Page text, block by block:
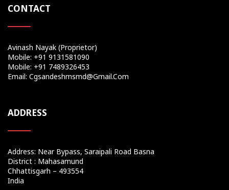
CONTACT
Avinash Nayak (Proprietor)
Mobile: +91 9131581090
Mobile: +91 7489326453
Email: Cgsandeshmsmd@gmail.com
ADDRESS
Address: Near Bypass, Saraipali Road Basna
District : Mahasamund
Chhattisgarh – 493554
India